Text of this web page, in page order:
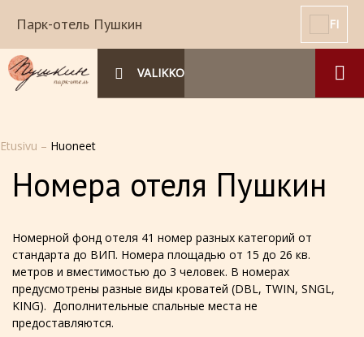
Парк-отель Пушкин FI
VALIKKO
Etusivu – Huoneet
Номера отеля Пушкин
Номерной фонд отеля 41 номер разных категорий от
стандарта до ВИП. Номера площадью от 15 до 26 кв.
метров и вместимостью до 3 человек. В номерах
предусмотрены разные виды кроватей (DBL, TWIN, SNGL,
KING). Дополнительные спальные места не
предоставляются.